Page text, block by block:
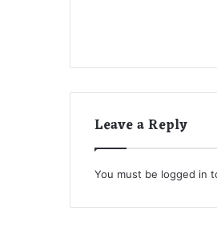
खु
ले
खु
ह
क
Leave a Reply
You must be logged in